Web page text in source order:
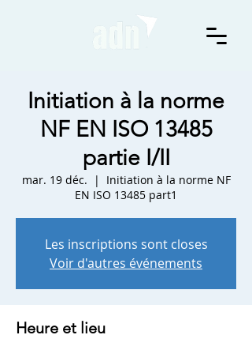
Initiation à la norme
NF EN ISO 13485
partie I/II
mar. 19 déc.
  |
Initiation à la norme NF
EN ISO 13485 part1
Les inscriptions sont closes
Voir d'autres événements
Heure et lieu